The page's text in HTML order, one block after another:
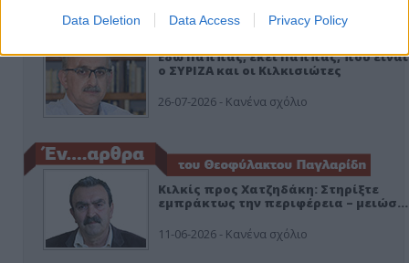
Data Deletion Data Access Privacy Policy
Εδώ Παππάς, εκεί Παππάς, που είναι
ο ΣΥΡΙΖΑ και οι Κιλκισιώτες
26-07-2026 - Κανένα σχόλιο
Κιλκίς προς Χατζηδάκη: Στηρίξτε
εμπράκτως την περιφέρεια – μειώσ…
11-06-2026 - Κανένα σχόλιο